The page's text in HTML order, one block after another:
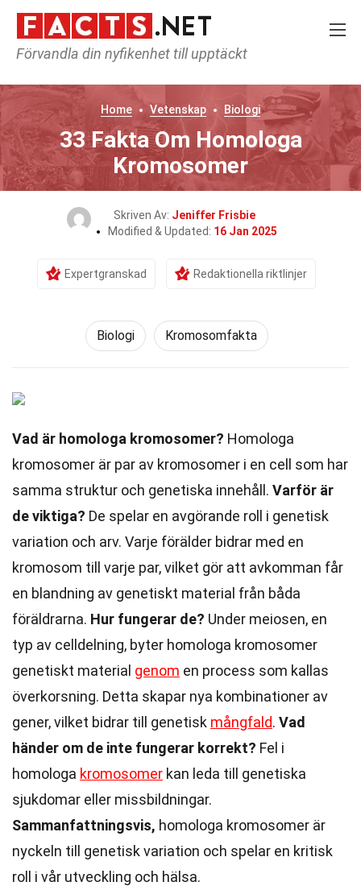
Förvandla din nyfikenhet till upptäckt
Home Vetenskap Biologi
33 Fakta Om Homologa
Kromosomer
Skriven Av: Jeniffer Frisbie
Modified & Updated: 16 Jan 2025
Expertgranskad Redaktionella riktlinjer
Biologi Kromosomfakta
Vad är homologa kromosomer? Homologa
kromosomer är par av kromosomer i en cell som har
samma struktur och genetiska innehåll. Varför är
de viktiga? De spelar en avgörande roll i genetisk
variation och arv. Varje förälder bidrar med en
kromosom till varje par, vilket gör att avkomman får
en blandning av genetiskt material från båda
föräldrarna. Hur fungerar de? Under meiosen, en
typ av celldelning, byter homologa kromosomer
genetiskt material genom en process som kallas
överkorsning. Detta skapar nya kombinationer av
gener, vilket bidrar till genetisk mångfald. Vad
händer om de inte fungerar korrekt? Fel i
homologa kromosomer kan leda till genetiska
sjukdomar eller missbildningar.
Sammanfattningsvis, homologa kromosomer är
nyckeln till genetisk variation och spelar en kritisk
roll i vår utveckling och hälsa.